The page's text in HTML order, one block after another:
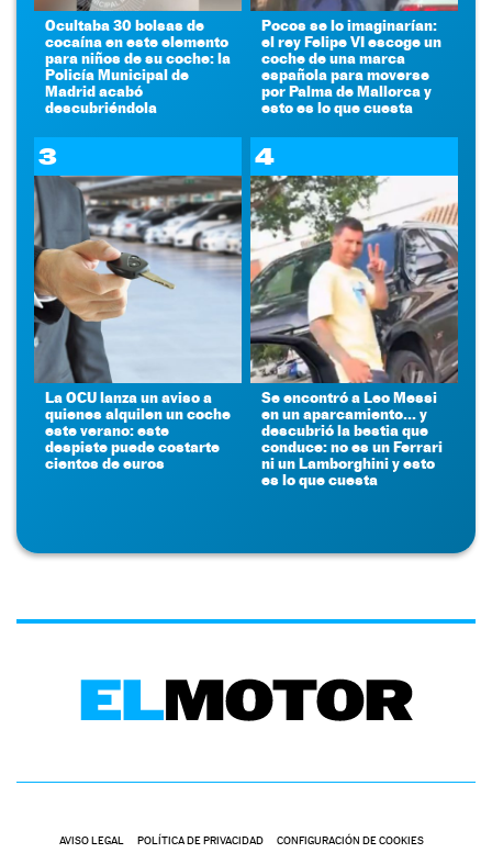
Ocultaba 30 bolsas de
cocaína en este elemento
para niños de su coche: la
Policía Municipal de
Madrid acabó
descubriéndola
Pocos se lo imaginarían:
el rey Felipe VI escoge un
coche de una marca
española para moverse
por Palma de Mallorca y
esto es lo que cuesta
3
La OCU lanza un aviso a
quienes alquilen un coche
este verano: este
despiste puede costarte
cientos de euros
4
Se encontró a Leo Messi
en un aparcamiento... y
descubrió la bestia que
conduce: no es un Ferrari
ni un Lamborghini y esto
es lo que cuesta
AVISO LEGAL POLÍTICA DE PRIVACIDAD CONFIGURACIÓN DE COOKIES